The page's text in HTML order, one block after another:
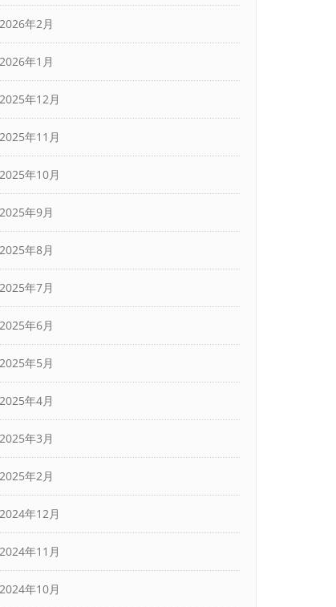
2026年2月
2026年1月
2025年12月
2025年11月
2025年10月
2025年9月
2025年8月
2025年7月
2025年6月
2025年5月
2025年4月
2025年3月
2025年2月
2024年12月
2024年11月
2024年10月